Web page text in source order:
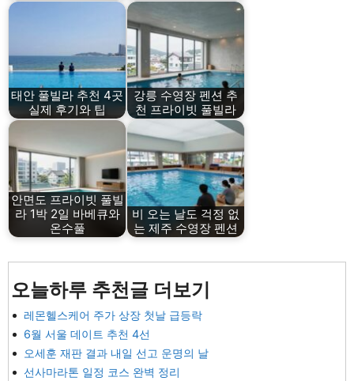
태안 풀빌라 추천 4곳
실제 후기와 팁
강릉 수영장 펜션 추
천 프라이빗 풀빌라
안면도 프라이빗 풀빌
라 1박 2일 바베큐와
온수풀
비 오는 날도 걱정 없
는 제주 수영장 펜션
오늘하루 추천글 더보기
레몬헬스케어 주가 상장 첫날 급등락
6월 서울 데이트 추천 4선
오세훈 재판 결과 내일 선고 운명의 날
선사마라톤 일정 코스 완벽 정리